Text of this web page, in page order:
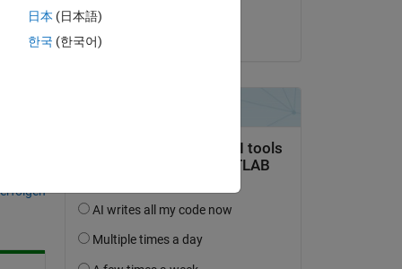
Akzeptiert:
日本 (日本語)
한국 (한국어)